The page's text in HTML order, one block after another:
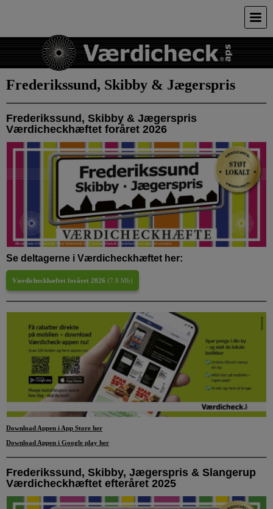
Frederikssund, Skibby & Jægerspris
Frederikssund, Skibby & Jægerspris
Værdicheckhæftet foråret 2026
Se deltagerne i Værdicheckhæftet her:
Værdicheckhæftet foråret 2026 (7.8 Mb)
Download Appen i App Store her
Download Appen i Google play her
Frederikssund, Skibby, Jægerspris & Slangerup
Værdicheckhæftet efteråret 2025